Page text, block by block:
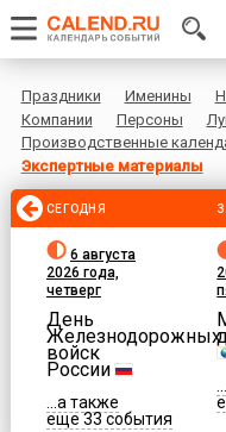
Праздники Именины
Компании
Персоны
Производственные
Экспертные материалы
СЕГОДНЯ
6 августа
2026 года,
четверг
День
Железнодорожных
войск
России
...а также
еще 33 события